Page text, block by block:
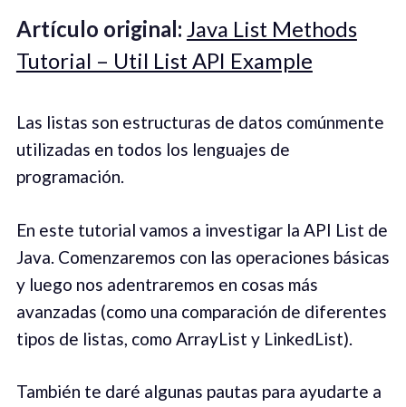
Artículo original: Java List Methods
Tutorial – Util List API Example
Las listas son estructuras de datos comúnmente
utilizadas en todos los lenguajes de
programación.
En este tutorial vamos a investigar la API List de
Java. Comenzaremos con las operaciones básicas
y luego nos adentraremos en cosas más
avanzadas (como una comparación de diferentes
tipos de listas, como ArrayList y LinkedList).
También te daré algunas pautas para ayudarte a